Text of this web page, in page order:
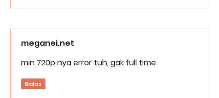
meganei.net
min 720p nya error tuh, gak full time
Balas